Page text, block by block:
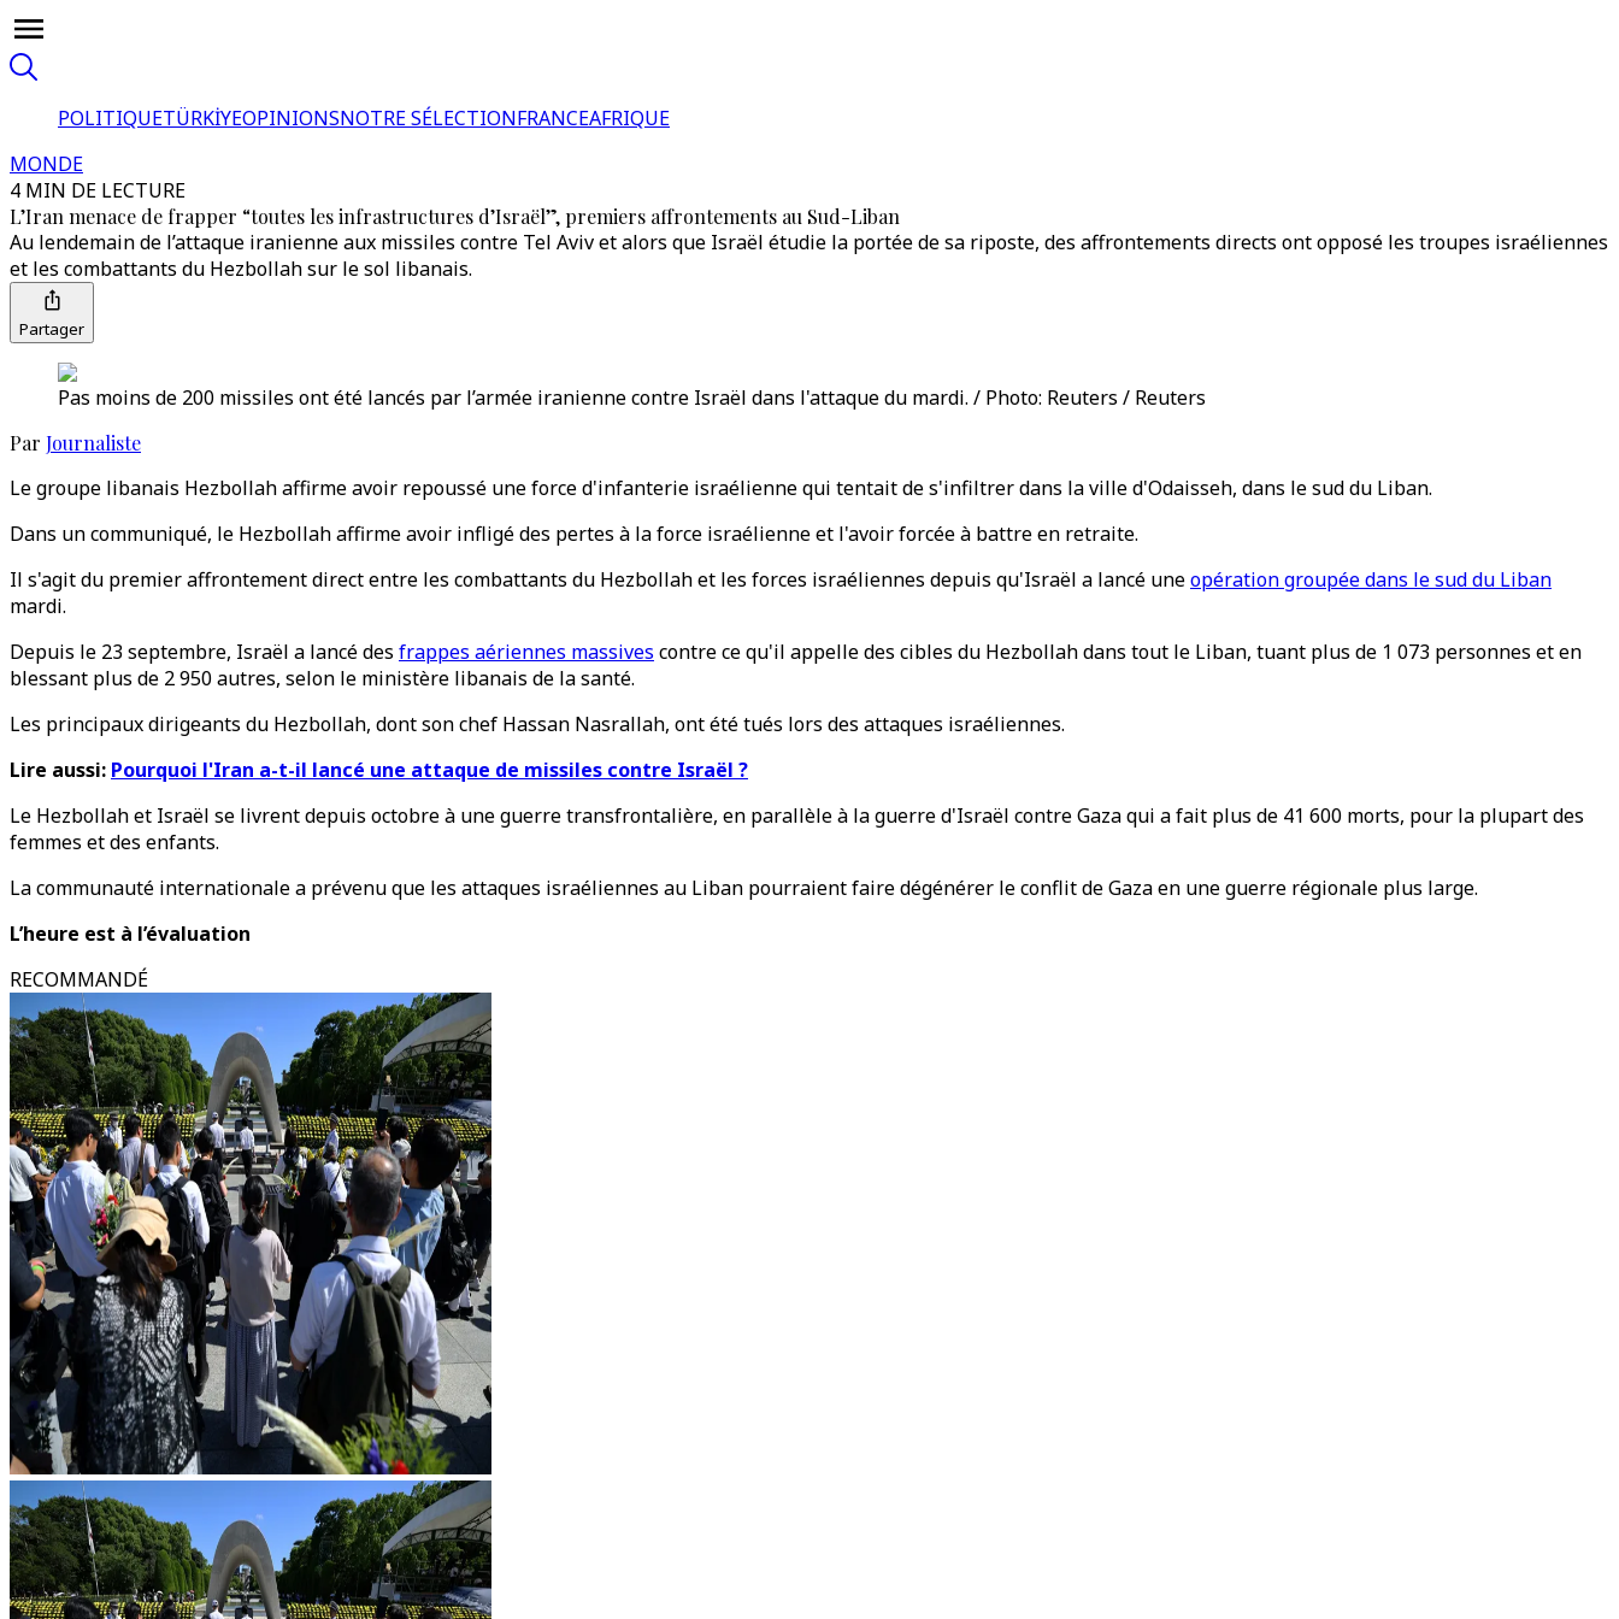
POLITIQUETÜRKİYEOPINIONSNOTRE SÉLECTIONFRANCEAFRIQUE
MONDE
4 MIN DE LECTURE
L’Iran menace de frapper “toutes les infrastructures d’Israël”, premiers affrontements au Sud-Liban
Au lendemain de l’attaque iranienne aux missiles contre Tel Aviv et alors que Israël étudie la portée de sa riposte, des affrontements directs ont opposé les troupes israéliennes
et les combattants du Hezbollah sur le sol libanais.
Partager
Pas moins de 200 missiles ont été lancés par l’armée iranienne contre Israël dans l'attaque du mardi. / Photo: Reuters / Reuters
Par Journaliste
Le groupe libanais Hezbollah affirme avoir repoussé une force d'infanterie israélienne qui tentait de s'infiltrer dans la ville d'Odaisseh, dans le sud du Liban.
Dans un communiqué, le Hezbollah affirme avoir infligé des pertes à la force israélienne et l'avoir forcée à battre en retraite.
Il s'agit du premier affrontement direct entre les combattants du Hezbollah et les forces israéliennes depuis qu'Israël a lancé uneopération groupée dans le sud du Liban
mardi.
Depuis le 23 septembre, Israël a lancé des frappes aériennes massives contre ce qu'il appelle des cibles du Hezbollah dans tout le Liban, tuant plus de 1 073 personnes et en
blessant plus de 2 950 autres, selon le ministère libanais de la santé.
Les principaux dirigeants du Hezbollah, dont son chef Hassan Nasrallah, ont été tués lors des attaques israéliennes.
Lire aussi: Pourquoi l'Iran a-t-il lancé une attaque de missiles contre Israël ?
Le Hezbollah et Israël se livrent depuis octobre à une guerre transfrontalière, en parallèle à la guerre d'Israël contre Gaza qui a fait plus de 41 600 morts, pour la plupart des
femmes et des enfants.
La communauté internationale a prévenu que les attaques israéliennes au Liban pourraient faire dégénérer le conflit de Gaza en une guerre régionale plus large.
L’heure est à l’évaluation
RECOMMANDÉ